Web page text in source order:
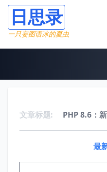
日思录
一只妄图语冰的夏虫
文章标题: PHP 8.6：
最